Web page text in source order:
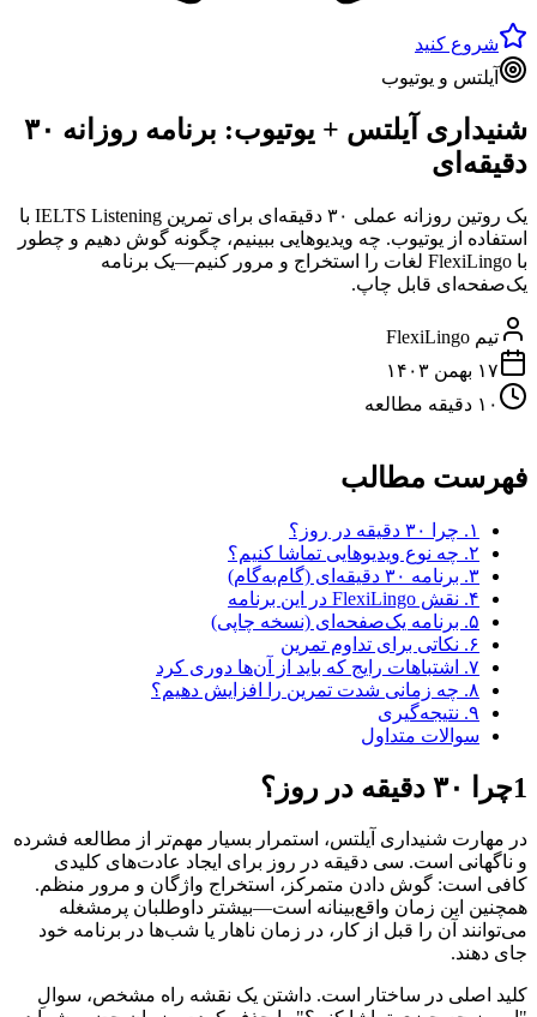
شروع کنید
آیلتس و یوتیوب
شنیداری آیلتس + یوتیوب: برنامه روزانه ۳۰
دقیقه‌ای
یک روتین روزانه عملی ۳۰ دقیقه‌ای برای تمرین IELTS Listening با
استفاده از یوتیوب. چه ویدیوهایی ببینیم، چگونه گوش دهیم و چطور
با FlexiLingo لغات را استخراج و مرور کنیم—یک برنامه
یک‌صفحه‌ای قابل چاپ.
تیم FlexiLingo
۱۷ بهمن ۱۴۰۳
۱۰ دقیقه مطالعه
فهرست مطالب
۱. چرا ۳۰ دقیقه در روز؟
۲. چه نوع ویدیوهایی تماشا کنیم؟
۳. برنامه ۳۰ دقیقه‌ای (گام‌به‌گام)
۴. نقش FlexiLingo در این برنامه
۵. برنامه یک‌صفحه‌ای (نسخه چاپی)
۶. نکاتی برای تداوم تمرین
۷. اشتباهات رایج که باید از آن‌ها دوری کرد
۸. چه زمانی شدت تمرین را افزایش دهیم؟
۹. نتیجه‌گیری
سوالات متداول
1چرا ۳۰ دقیقه در روز؟
در مهارت شنیداری آیلتس، استمرار بسیار مهم‌تر از مطالعه فشرده
و ناگهانی است. سی دقیقه در روز برای ایجاد عادت‌های کلیدی
کافی است: گوش دادن متمرکز، استخراج واژگان و مرور منظم.
همچنین این زمان واقع‌بینانه است—بیشتر داوطلبان پرمشغله
می‌توانند آن را قبل از کار، در زمان ناهار یا شب‌ها در برنامه خود
جای دهند.
کلید اصلی در ساختار است. داشتن یک نقشه راه مشخص، سوالِ